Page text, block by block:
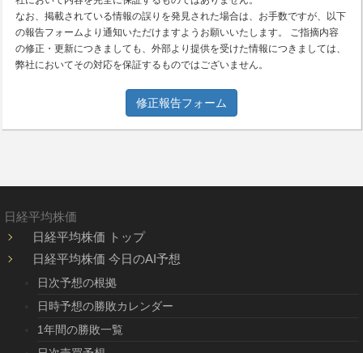
なお、掲載されている情報の誤りを発見された場合は、お手数ですが、以下
の報告フォームより通知いただけますようお願いいたします。 ご指摘内容
の修正・更新につきましても、外部より提供を受けた情報につきましては、
弊社においてその対応を保証するものではございません。
修正報告フォーム
日経平均株価
日経平均株価 トップ
日経平均株価 今日のAI予想
日次予想の根拠
日時予想の勝敗カレンダー
1年間の勝敗一覧